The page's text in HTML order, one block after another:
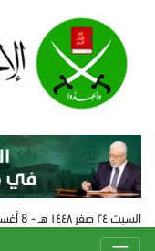
السبت ٢٤ صفر ١٤٤٨ هـ - 8 أغسطس 2026 م - الساعة 04:35 م